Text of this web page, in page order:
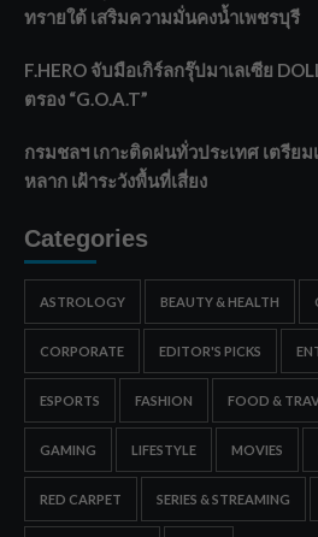
ทรายใต้ เสริมความมั่นคงน้ำเพชรบุรี
F.HERO จับมือเกิร์ลกรุ๊ปมาเลเซีย
ตรอง “G.O.A.T”
กรมชลฯ เกาะติดฝนทั่วประเทศ เตรีย
หลาก เฝ้าระวังพื้นที่เสี่ยง
Categories
ASTROLOGY BEAUTY & HEALTH
CORPORATE EDITOR'S PICKS
ESPORTS FASHION FOOD &
GAMING LIFESTYLE MOVIES
RED CARPET SERIES & STREAMING